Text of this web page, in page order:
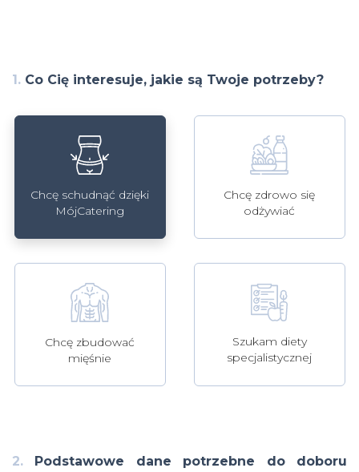
1. Co Cię interesuje, jakie są Twoje potrzeby?
Chcę schudnąć dzięki
MójCatering
Chcę zdrowo się
odżywiać
Chcę zbudować
mięśnie
Szukam diety
specjalistycznej
2. Podstawowe dane potrzebne do doboru